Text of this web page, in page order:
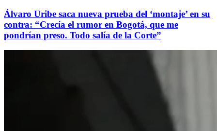
Álvaro Uribe saca nueva prueba del ‘montaje’ en su
contra: “Crecía el rumor en Bogotá, que me
pondrían preso. Todo salía de la Corte”